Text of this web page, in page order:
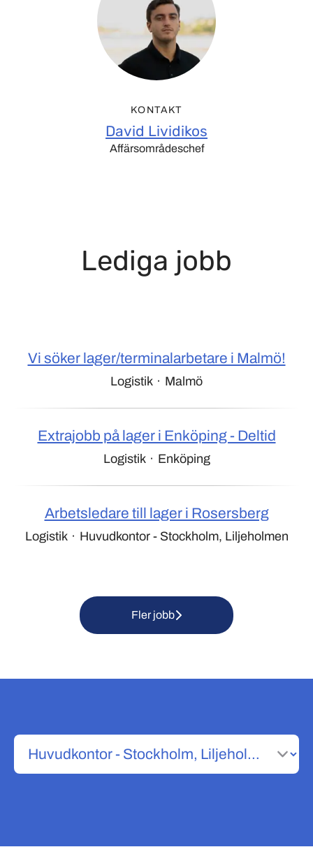
KONTAKT
David Lividikos
Affärsområdeschef
Lediga jobb
Vi söker lager/terminalarbetare i Malmö!
Logistik · Malmö
Extrajobb på lager i Enköping - Deltid
Logistik · Enköping
Arbetsledare till lager i Rosersberg
Logistik · Huvudkontor - Stockholm, Liljeholmen
Fler jobb